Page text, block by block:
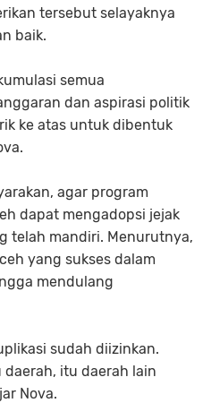
tersebut selayaknya
baik.
semua
dan aspirasi politik
ke atas untuk dibentuk
agar program
dapat mengadopsi jejak
telah mandiri. Menurutnya,
yang sukses dalam
mendulang
sudah diizinkan.
daerah, itu daerah lain
Nova.